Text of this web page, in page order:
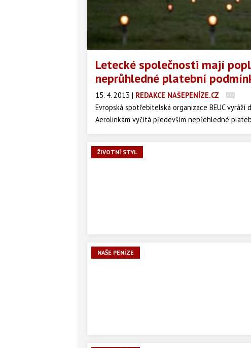
Letecké společnosti mají
neprůhledné platební
15. 4. 2013 | REDAKCE NAŠEPENÍZE.CZ
Evropská spotřebitelská organizace BEUC
Aerolinkám vyčítá především nepřehledné
ŽIVOTNÍ STYL
NAŠE PENÍZE